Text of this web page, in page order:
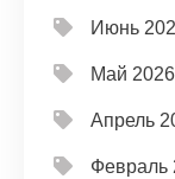
Июнь
Май 2026
Апрель
Февраль